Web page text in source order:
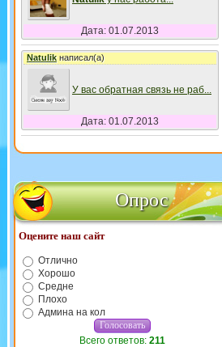
Дата: 01.07.2013
Natulikнаписал(а)
У вас обратная связь не раб...
Дата: 01.07.2013
Опрос
Оцените наш сайт
Отлично
Хорошо
Средне
Плохо
Админа на кол
Всего ответов: 211